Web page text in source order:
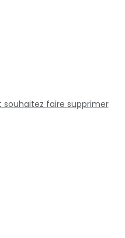
souhaitez faire supprimer